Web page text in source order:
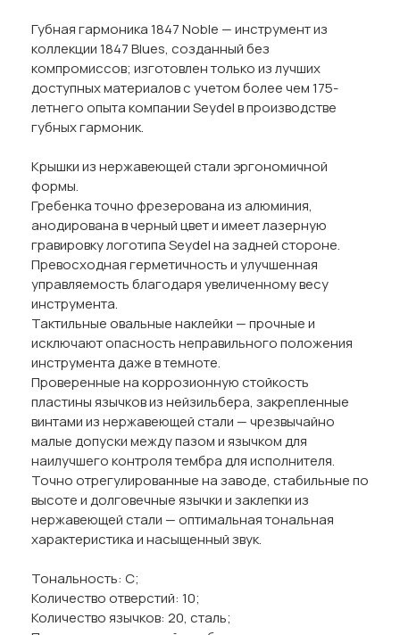
Губная гармоника 1847 Noble — инструмент из
коллекции 1847 Blues, созданный без
компромиссов; изготовлен только из лучших
доступных материалов с учетом более чем 175-
летнего опыта компании Seydel в производстве
губных гармоник.
Крышки из нержавеющей стали эргономичной
формы.
Гребенка точно фрезерована из алюминия,
анодирована в черный цвет и имеет лазерную
гравировку логотипа Seydel на задней стороне.
Превосходная герметичность и улучшенная
управляемость благодаря увеличенному весу
инструмента.
Тактильные овальные наклейки — прочные и
исключают опасность неправильного положения
инструмента даже в темноте.
Проверенные на коррозионную стойкость
пластины язычков из нейзильбера, закрепленные
винтами из нержавеющей стали — чрезвычайно
малые допуски между пазом и язычком для
наилучшего контроля тембра для исполнителя.
Точно отрегулированные на заводе, стабильные по
высоте и долговечные язычки и заклепки из
нержавеющей стали — оптимальная тональная
характеристика и насыщенный звук.
Тональность: С;
Количество отверстий: 10;
Количество язычков: 20, сталь;